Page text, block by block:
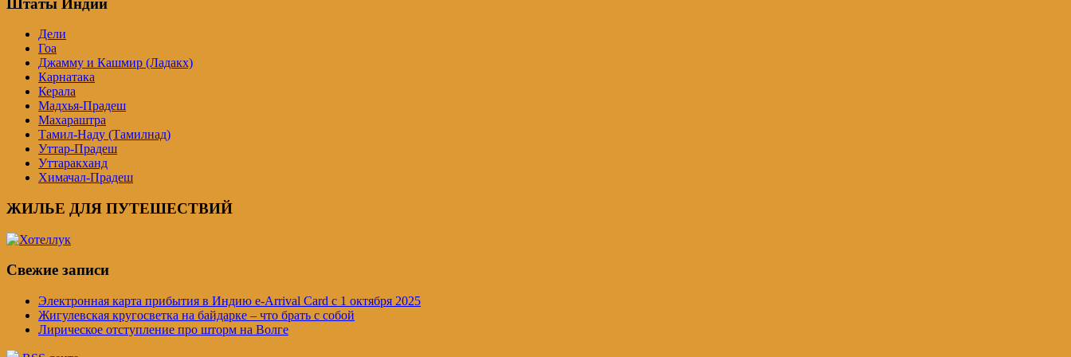
Дели
Гоа
Джамму и Кашмир (Ладакх)
Карнатака
Керала
Мадхья-Прадеш
Махараштра
Тамил-Наду (Тамилнад)
Уттар-Прадеш
Уттаракханд
Химачал-Прадеш
ЖИЛЬЕ ДЛЯ ПУТЕШЕСТВИЙ
Свежие записи
Электронная карта прибытия в Индию e-Arrival Card с 1 октября 2025
Жигулевская кругосветка на байдарке – что брать с собой
Лирическое отступление про шторм на Волге